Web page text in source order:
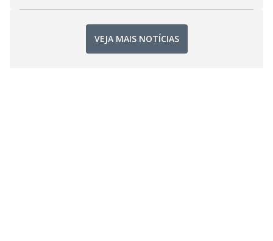
VEJA MAIS NOTÍCIAS